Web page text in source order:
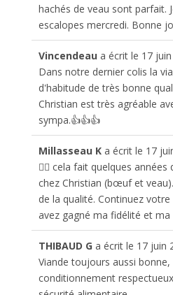
hachés de veau sont parfait.
escalopes mercredi. Bonne
Vincendeau a écrit le 17
Dans notre dernier colis la
d'habitude de très bonne
Christian est très agréable
sympa.👍👍👍
Millasseau K a écrit le 17
👍🏻 cela fait quelques
chez Christian (bœuf et
de la qualité. Continuez
avez gagné ma fidélité et
THIBAUD G a écrit le 17 juin
Viande toujours aussi
conditionnement